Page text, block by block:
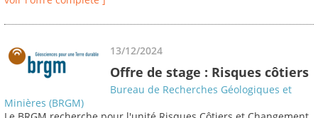
13/12/2024
Offre de stage : Risques côtiers
Bureau de Recherches Géologiques et
Minières (BRGM)